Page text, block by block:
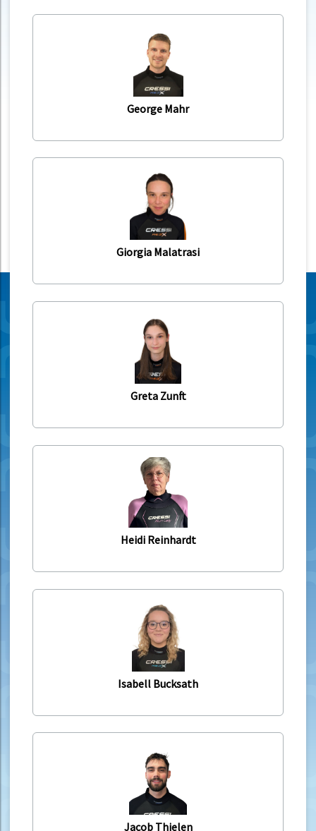
George Mahr
Giorgia Malatrasi
Greta Zunft
Heidi Reinhardt
Isabell Bucksath
Jacob Thielen